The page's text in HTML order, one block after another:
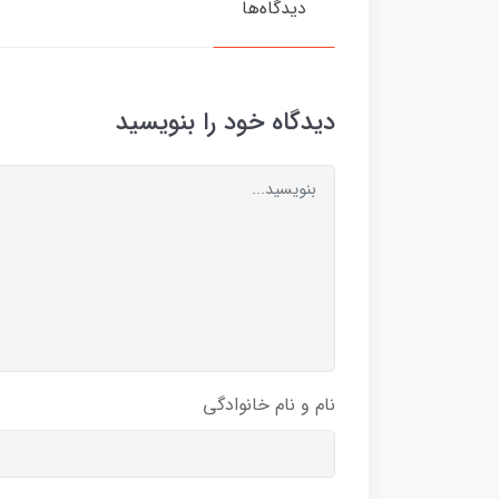
دیدگاه‌ها
دیدگاه خود را بنویسید
نام و نام خانوادگی